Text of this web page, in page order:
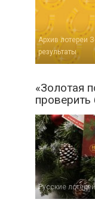
Архив лотереи
результаты
«Золотая
проверить
Русские лотереи